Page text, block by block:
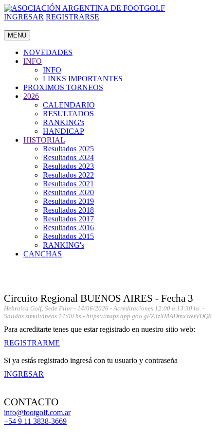
INGRESAR REGISTRARSE
MENU
NOVEDADES
INFO
INFO
LINKS IMPORTANTES
PROXIMOS TORNEOS
2026
CALENDARIO
RESULTADOS
RANKING's
HANDICAP
HISTORIAL
Resultados 2025
Resultados 2024
Resultados 2023
Resultados 2022
Resultados 2021
Resultados 2020
Resultados 2019
Resultados 2018
Resultados 2017
Resultados 2016
Resultados 2015
RANKING's
CANCHAS
Circuito Regional BUENOS AIRES - Fecha 3
Hebraica Golf, Sede Pilar - 14/06/2026 - Acreditaciones 12:00 a 13:30 hs. -
⁠Salidas simultáneas 14:00 hs - https://maps.app.goo.gl/Z3zXMADtnxWetVDQ8
Para acreditarte tenes que estar registrado en nuestro sitio web:
REGISTRARME
Si ya estás registrado ingresá con tu usuario y contraseña
INGRESAR
CONTACTO
info@footgolf.com.ar
+54 9 11 3838-3669